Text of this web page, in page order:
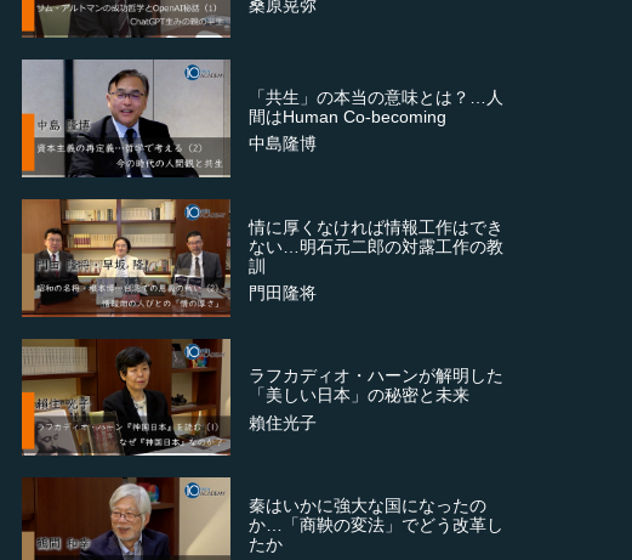
桑原晃弥
「共生」の本当の意味とは？…人
間はHuman Co-becoming
中島隆博
情に厚くなければ情報工作はでき
ない…明石元二郎の対露工作の教
訓
門田隆将
ラフカディオ・ハーンが解明した
「美しい日本」の秘密と未来
賴住光子
秦はいかに強大な国になったの
か…「商鞅の変法」でどう改革し
たか